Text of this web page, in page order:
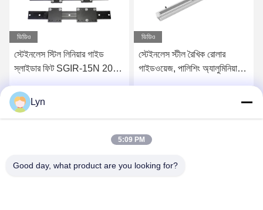
ভিডিও
স্টেইনলেস স্টিল লিনিয়ার গাইড
স্লাইডার ফিট SGIR-15N 20N
মিমি
ভিডিও
স্টেইনলেস স্টীল রৈখিক রোলার
গাইডওয়েজ, পালিশিং অ্যালুমিনিয়াম
Lyn
5:09 PM
Good day, what product are you looking for?